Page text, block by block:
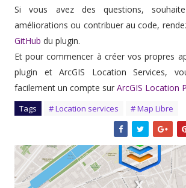
Si vous avez des questions,
améliorations ou contribuer au code,
GitHub du plugin.
Et pour commencer à créer vos propres
plugin et ArcGIS Location Services,
facilement un compte sur ArcGIS Location
Tags # Location services # Map Libre